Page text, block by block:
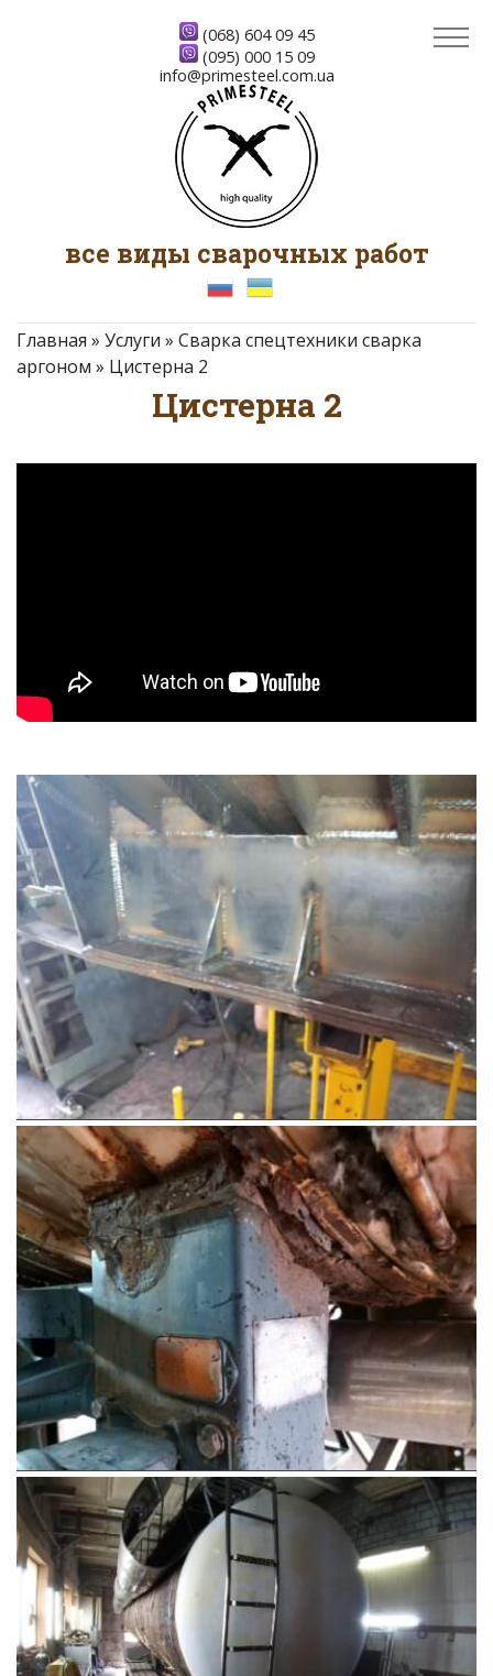
(068) 604 09 45
(095) 000 15 09
info@primesteel.com.ua
все виды сварочных работ
Главная » Услуги » Сварка спецтехники сварка
аргоном » Цистерна 2
Цистерна 2